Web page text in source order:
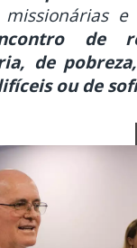
missionárias e
de
de
ou de